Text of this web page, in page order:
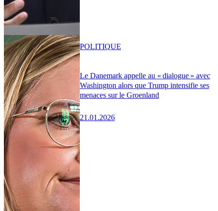
Le Danemark appelle au « dialogue » avec
Washington alors que Trump intensifie ses
menaces sur le Groenland
21.01.2026
POLITIQUE